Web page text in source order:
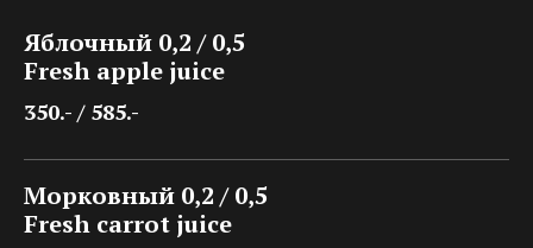
Яблочный 0,2 / 0,5
Fresh apple juice
350.- / 585.-
Морковный 0,2 / 0,5
Fresh carrot juice